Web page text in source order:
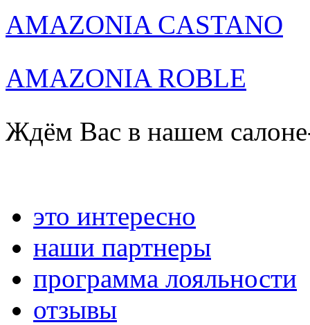
AMAZONIA CASTANO
AMAZONIA ROBLE
Ждём Вас в нашем
это интересно
наши партнеры
программа лояльности
отзывы